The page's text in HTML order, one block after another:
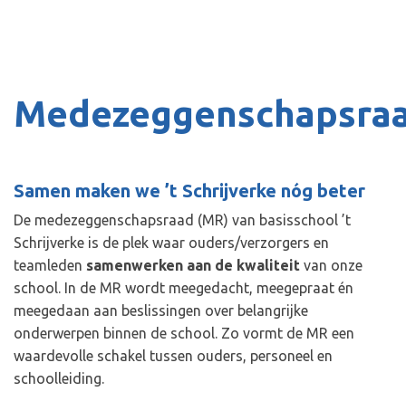
Samen maken we ’t Schrijverke nóg beter
De medezeggenschapsraad (MR) van basisschool ’t
Schrijverke is de plek waar ouders/verzorgers en
teamleden samenwerken aan de kwaliteit van onze
school. In de MR wordt meegedacht, meegepraat én
meegedaan aan beslissingen over belangrijke
onderwerpen binnen de school. Zo vormt de MR een
waardevolle schakel tussen ouders, personeel en
schoolleiding.